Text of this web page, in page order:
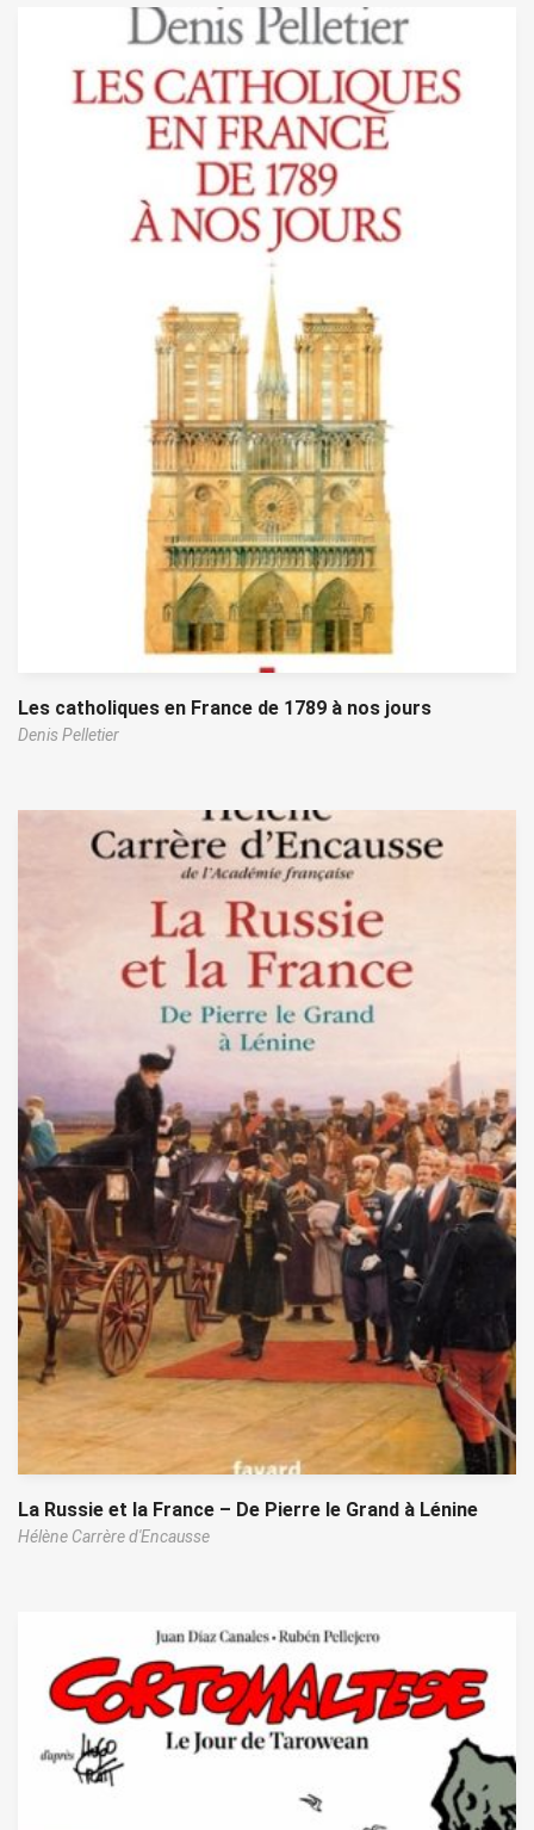
Les catholiques en France de 1789 à nos jours
Denis Pelletier
La Russie et la France – De Pierre le Grand à Lénine
Hélène Carrère d'Encausse